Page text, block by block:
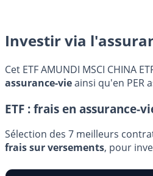
Investir via
Cet ETF AMUNDI MSCI CHINA
assurance-vieainsi qu'en PER
ETF : frais en assurance-
Sélection des 7 meilleurs
frais sur versements, pour